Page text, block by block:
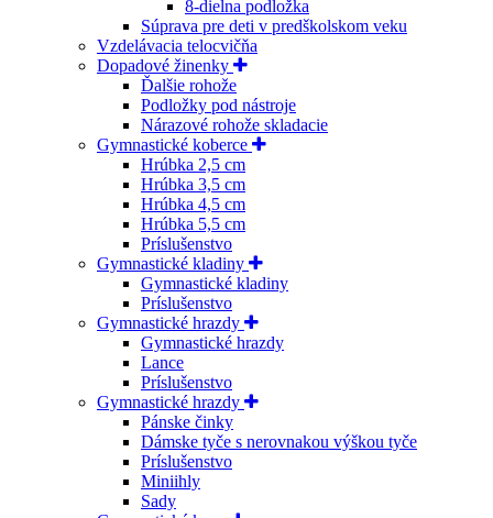
8-dielna podložka
Súprava pre deti v predškolskom veku
Vzdelávacia telocvičňa
Dopadové žinenky
Ďalšie rohože
Podložky pod nástroje
Nárazové rohože skladacie
Gymnastické koberce
Hrúbka 2,5 cm
Hrúbka 3,5 cm
Hrúbka 4,5 cm
Hrúbka 5,5 cm
Príslušenstvo
Gymnastické kladiny
Gymnastické kladiny
Príslušenstvo
Gymnastické hrazdy
Gymnastické hrazdy
Lance
Príslušenstvo
Gymnastické hrazdy
Pánske činky
Dámske tyče s nerovnakou výškou tyče
Príslušenstvo
Miniihly
Sady